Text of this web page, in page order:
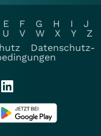
E F G H I
J
U V W X Y
Z
Datenschutz-